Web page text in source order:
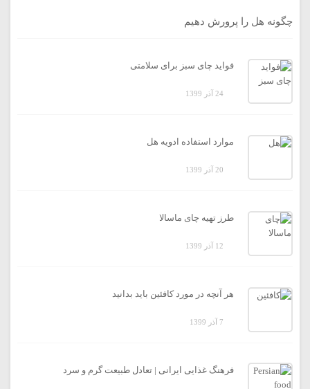
چگونه هل را پرورش دهیم
فواید چای سبز برای سلامتی
24 آذر 1399
موارد استفاده ادویه هل
20 آذر 1399
طرز تهیه چای ماسالا
12 آذر 1399
هر آنچه در مورد کافئین باید بدانید
7 آذر 1399
فرهنگ غذایی ایرانی | تعادل طبیعت گرم و سرد